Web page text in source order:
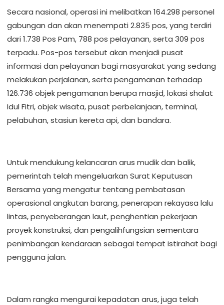
Secara nasional, operasi ini melibatkan 164.298 personel
gabungan dan akan menempati 2.835 pos, yang terdiri
dari 1.738 Pos Pam, 788 pos pelayanan, serta 309 pos
terpadu. Pos-pos tersebut akan menjadi pusat
informasi dan pelayanan bagi masyarakat yang sedang
melakukan perjalanan, serta pengamanan terhadap
126.736 objek pengamanan berupa masjid, lokasi shalat
Idul Fitri, objek wisata, pusat perbelanjaan, terminal,
pelabuhan, stasiun kereta api, dan bandara.
Untuk mendukung kelancaran arus mudik dan balik,
pemerintah telah mengeluarkan Surat Keputusan
Bersama yang mengatur tentang pembatasan
operasional angkutan barang, penerapan rekayasa lalu
lintas, penyeberangan laut, penghentian pekerjaan
proyek konstruksi, dan pengalihfungsian sementara
penimbangan kendaraan sebagai tempat istirahat bagi
pengguna jalan.
Dalam rangka mengurai kepadatan arus, juga telah